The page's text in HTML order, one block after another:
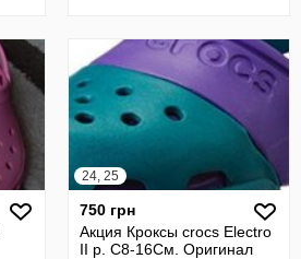
24, 25
750 грн
Акция Кроксы crocs Electro
II р. С8-16См. Оригинал